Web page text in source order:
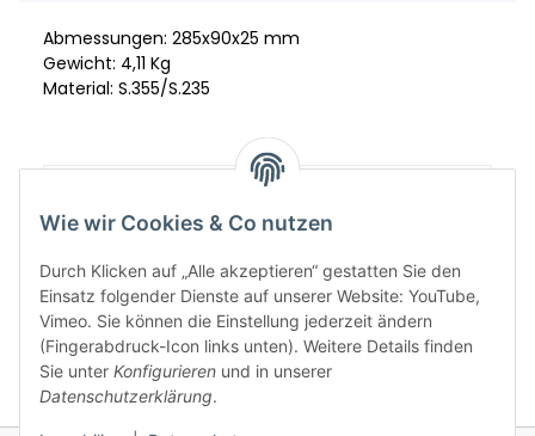
Abmessungen: 285x90x25 mm
Gewicht: 4,11 Kg
Material: S.355/S.235
4,11 kg
Wie wir Cookies & Co nutzen
Durch Klicken auf „Alle akzeptieren“ gestatten Sie den
Einsatz folgender Dienste auf unserer Website: YouTube,
Vimeo. Sie können die Einstellung jederzeit ändern
(Fingerabdruck-Icon links unten). Weitere Details finden
Sie unter Konfigurieren und in unserer
Datenschutzerklärung.